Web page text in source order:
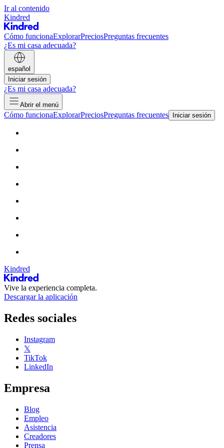
Ir al contenido
Kindred
Cómo funcionaExplorarPreciosPreguntas frecuentes
¿Es mi casa adecuada?
español
Iniciar sesión
¿Es mi casa adecuada?
Abrir el menú
Cómo funcionaExplorarPreciosPreguntas frecuentes Iniciar sesión
Kindred
Vive la experiencia completa.
Descargar la aplicación
Redes sociales
Instagram
𝕏
TikTok
LinkedIn
Empresa
Blog
Empleo
Asistencia
Creadores
Prensa